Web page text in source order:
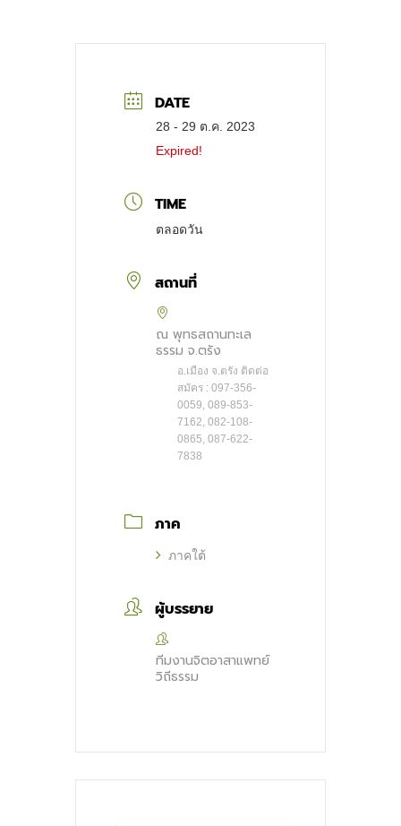
DATE
28 - 29 ต.ค. 2023
Expired!
TIME
ตลอดวัน
สถานที่
ณ พุทธสถานทะเล
ธรรม จ.ตรัง
อ.เมือง จ.ตรัง ติดต่อ
สมัคร : 097-356-
0059, 089-853-
7162, 082-108-
0865, 087-622-
7838
ภาค
ภาคใต้
ผู้บรรยาย
ทีมงานจิตอาสาแพทย์
วิถีธรรม